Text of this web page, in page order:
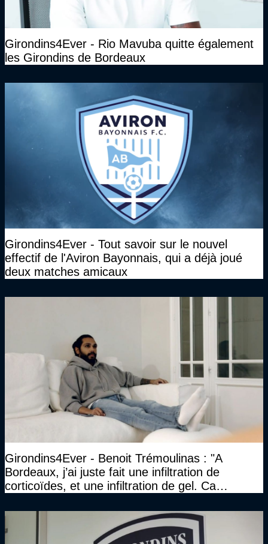
Girondins4Ever - Rio Mavuba quitte également
les Girondins de Bordeaux
Girondins4Ever - Tout savoir sur le nouvel
effectif de l'Aviron Bayonnais, qui a déjà joué
deux matches amicaux
Girondins4Ever - Benoit Trémoulinas : "A
Bordeaux, j’ai juste fait une infiltration de
corticoïdes, et une infiltration de gel. Ca